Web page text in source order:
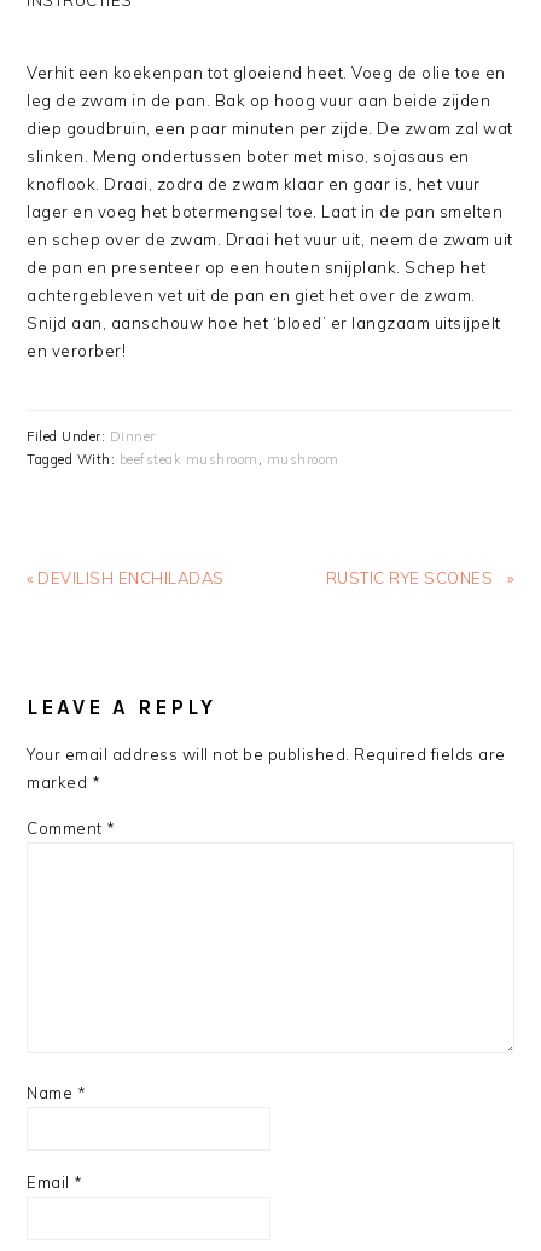
Verhit een koekenpan tot gloeiend heet. Voeg de olie toe en
leg de zwam in de pan. Bak op hoog vuur aan beide zijden
diep goudbruin, een paar minuten per zijde. De zwam zal wat
slinken. Meng ondertussen boter met miso, sojasaus en
knoflook. Draai, zodra de zwam klaar en gaar is, het vuur
lager en voeg het botermengsel toe. Laat in de pan smelten
en schep over de zwam. Draai het vuur uit, neem de zwam uit
de pan en presenteer op een houten snijplank. Schep het
achtergebleven vet uit de pan en giet het over de zwam.
Snijd aan, aanschouw hoe het ‘bloed’ er langzaam uitsijpelt
en verorber!
Filed Under: Dinner
Tagged With: beefsteak mushroom , mushroom
Previous
« DEVILISH ENCHILADAS
Next
RUSTIC RYE SCONES »
INTERACTIONS
LEAVE A REPLY
Your email address will not be published. Required fields are
marked *
Comment *
Name *
Email *